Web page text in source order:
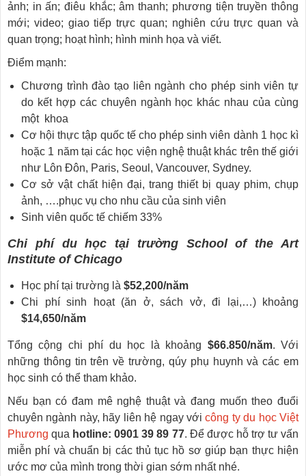
ảnh; in ấn; điêu khắc; âm thanh; phương tiện truyền thông
mới; video; giao tiếp trực quan; nghiên cứu trực quan và
quan trọng; hoạt hình; hình minh họa và viết.
Điểm mạnh:
Chương trình đào tạo liên ngành cho phép sinh viên tự
do kết hợp các chuyên ngành học khác nhau của cùng
một khoa
Cơ hội thực tập quốc tế cho phép sinh viên dành 1 học kì
hoặc 1 năm tại các học viện nghệ thuật khác trên thế giới
như Lôn Đôn, Paris, Seoul, Vancouver, Sydney.
Cơ sở vật chất hiện đại, trang thiết bị quay phim, chụp
ảnh, ….phục vụ cho nhu cầu của sinh viên
Sinh viên quốc tế chiếm 33%
Chi phí du học tại trường School of the Art
Institute of Chicago
Học phí tại trường là $52,200/năm
Chi phí sinh hoạt (ăn ở, sách vở, đi lại,…) khoảng
$14,650/năm
Tổng cộng chi phí du học là khoảng $66.850/năm. Với
những thông tin trên về trường, qúy phụ huynh và các em
học sinh có thể tham khảo.
Nếu bạn có đam mê nghệ thuật và đang muốn theo đuổi
chuyên ngành này, hãy liên hệ ngay vớicông ty du học Việt
Phương qua hotline: 0901 39 89 77. Để được hỗ trợ tư vấn
miễn phí và chuẩn bị các thủ tục hồ sơ giúp bạn thực hiện
ước mơ của mình trong thời gian sớm nhất nhé.